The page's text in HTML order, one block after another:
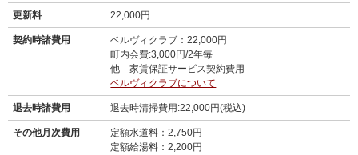
更新料 22,000円
契約時諸費用
ベルヴィクラブ：22,000円
町内会費:3,000円/2年毎
他 家賃保証サービス契約費用
ベルヴィクラブについて
退去時諸費用 退去時清掃費用:22,000円(税込)
その他月次費用
定額水道料：2,750円
定額給湯料：2,200円